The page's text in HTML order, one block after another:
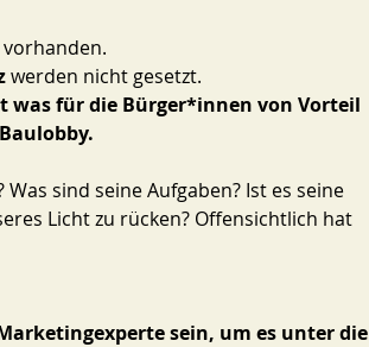
werden nicht gesetzt.
was für die Bürger*innen von Vorteil
sind seine Aufgaben? Ist es seine
Licht zu rücken? Offensichtlich hat
sein, um es unter die